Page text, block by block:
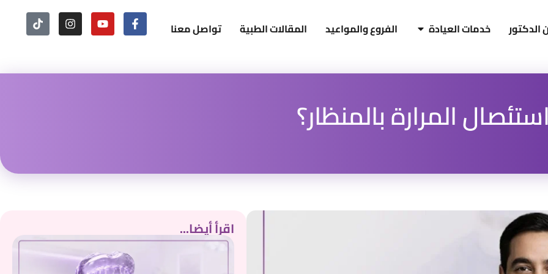
الدكتور خدمات العيادة الفروع والمواعيد المقالات الطبية تواصل معنا
المرارة بالمنظار؟
اقرأ أيضا...